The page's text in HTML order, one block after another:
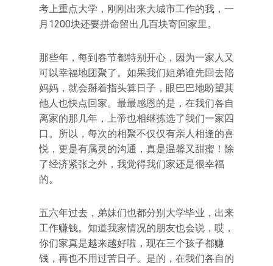
考上重点大学，刚刚出来大城市工作的我，一
月1200块还要拼命留出几百块寄回家里。
那些年，每到春节都特别开心，因为一家人又
可以幸福地团聚了。如果我们姐弟谁先回去陪
妈妈，就会掰着指头算日子，眼巴巴地盼望其
他人也快点回家。最最感恩的是，在我们各自
离家的那几年，上帝也相继拣选了我们一家四
口。所以，每次的相聚不仅仅有亲人相逢的喜
悦，更是有属灵的沟通，真是温馨又甜蜜！除
了经济紧张之外，我觉得我们家还是很幸福
的。
五六年过去，弟妹们也都分别大学毕业，出来
工作赚钱。知道我家情况的朋友也会说，哎，
你们家真是越来越好啦，现在三个孩子都赚
钱，再也不用过苦日子。是的，在我们各自的